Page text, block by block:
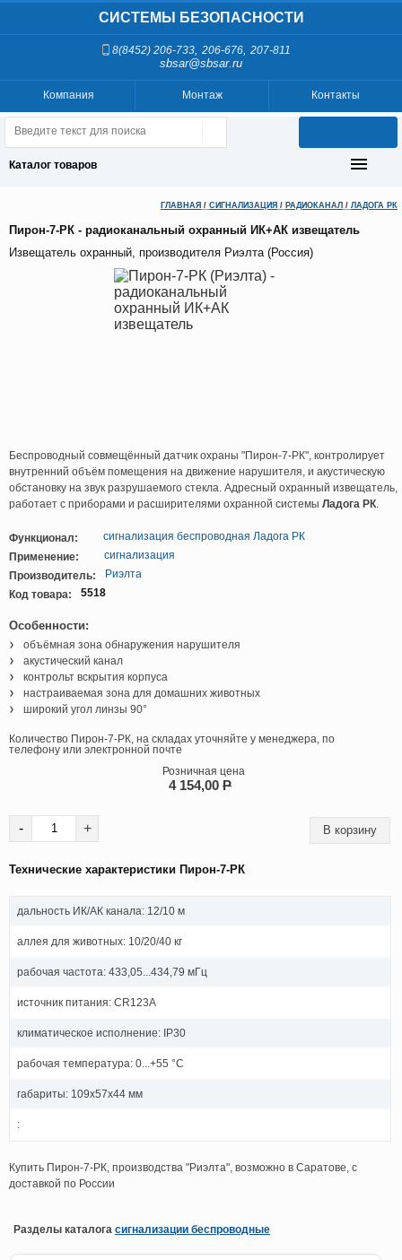
СИСТЕМЫ БЕЗОПАСНОСТИ
8(8452) 206-733, 206-676, 207-811
sbsar@sbsar.ru
Контакты
Монтаж
Компания
Каталог товаров
ГЛАВНАЯ / СИГНАЛИЗАЦИЯ / РАДИОКАНАЛ / ЛАДОГА РК
Пирон-7-РК - радиоканальный охранный ИК+АК извещатель
Извещатель охранный, производителя Риэлта (Россия)
Беспроводный совмещённый датчик охраны "Пирон-7-РК", контролирует
внутренний объём помещения на движение нарушителя, и акустическую
обстановку на звук разрушаемого стекла. Адресный охранный извещатель,
работает с приборами и расширителями охранной системы Ладога РК.
Функционал:
сигнализация беспроводная Ладога РК
Применение:
сигнализация
Производитель:
Риэлта
Код товара:
5518
Особенности:
объёмная зона обнаружения нарушителя
акустический канал
контрольт вскрытия корпуса
настраиваемая зона для домашних животных
широкий угол линзы 90°
Количество Пирон-7-РК, на складах уточняйте у менеджера, по
телефону или электронной почте
Розничная цена
4 154,00 P
- +
Технические характеристики Пирон-7-РК
дальность ИК/АК канала: 12/10 м
аллея для животных: 10/20/40 кг
рабочая частота: 433,05...434,79 мГц
источник питания: СR123A
климатическое исполнение: IP30
рабочая температура: 0...+55 °C
габариты: 109х57х44 мм
:
Купить Пирон-7-РК, производства "Риэлта", возможно в Саратове, с
доставкой по России
Разделы каталога сигнализации беспроводные